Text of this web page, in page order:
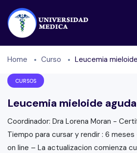
Home Curso Leucemia
CURSOS
Leucemia mieloide
Coordinador: Dra Lorena Moran -
Tiempo para cursar y rendir : 6
on line – La actualizacion comienza